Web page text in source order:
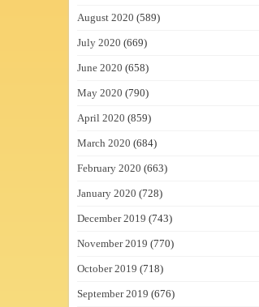
August 2020 (589)
July 2020 (669)
June 2020 (658)
May 2020 (790)
April 2020 (859)
March 2020 (684)
February 2020 (663)
January 2020 (728)
December 2019 (743)
November 2019 (770)
October 2019 (718)
September 2019 (676)